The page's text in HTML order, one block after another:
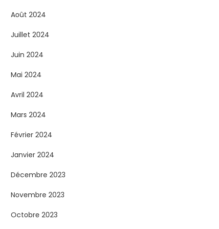
Août 2024
Juillet 2024
Juin 2024
Mai 2024
Avril 2024
Mars 2024
Février 2024
Janvier 2024
Décembre 2023
Novembre 2023
Octobre 2023